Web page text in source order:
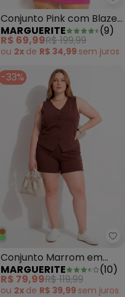
- Conjunto Azul
Conjunto Pink com Blazer
e Saia Plus Size
MARGUERITE (9)
R$ 69,99R$ 199,99
ou 2x de R$ 34,99 sem juros
- Conjunto Listrado
-33%
Conjunto Marrom em
Algodão
MARGUERITE (10)
R$ 79,99R$ 119,99
ou 2x de R$ 39,99 sem juros